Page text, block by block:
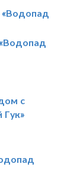
«Водопад
с